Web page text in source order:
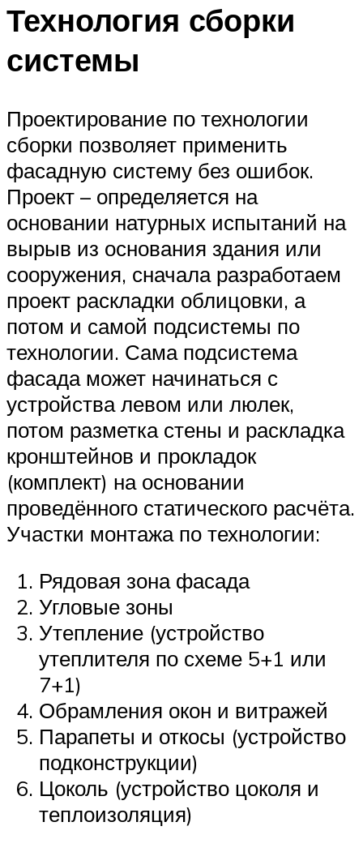
Технология сборки
системы
Проектирование по технологии
сборки позволяет применить
фасадную систему без ошибок.
Проект – определяется на
основании натурных испытаний на
вырыв из основания здания или
сооружения, сначала разработаем
проект раскладки облицовки, а
потом и самой подсистемы по
технологии. Сама подсистема
фасада может начинаться с
устройства левом или люлек,
потом разметка стены и раскладка
кронштейнов и прокладок
(комплект) на основании
проведённого статического расчёта.
Участки монтажа по технологии:
Рядовая зона фасада
Угловые зоны
Утепление (устройство
утеплителя по схеме 5+1 или
7+1)
Обрамления окон и витражей
Парапеты и откосы (устройство
подконструкции)
Цоколь (устройство цоколя и
теплоизоляция)